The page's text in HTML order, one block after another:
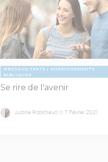
MESSAGE TEXTE
ENSEIGNEMENTS
BIBLIQUES
Se rire de l'avenir
Justine Robichaud 7 Février 2021